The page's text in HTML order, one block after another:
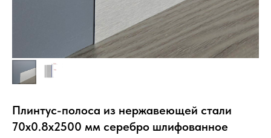
Плинтус-полоса из нержавеющей стали
70х0.8х2500 мм серебро шлифованное